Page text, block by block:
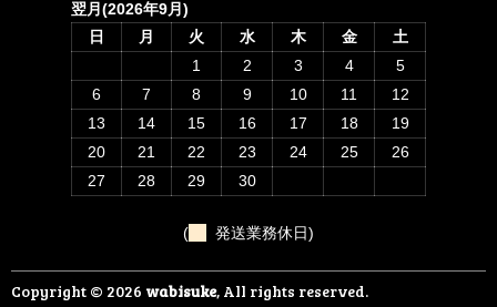
翌月(2026年9月)
日
月 火 水 木 金
土
1
2 3 4
5
6
7 8 9 10 11
12
13
14 15 16 17 18
19
20
21 22 23 24 25
26
27
28 29 30
( 発送業務休日)
Copyright © 2026 wabisuke, All rights reserved.